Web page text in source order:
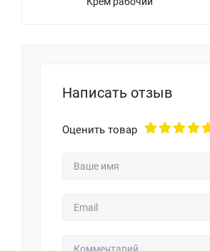
Написать отзыв
Оценить товар